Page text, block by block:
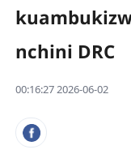
nchini DRC
00:16:27 2026-06-02